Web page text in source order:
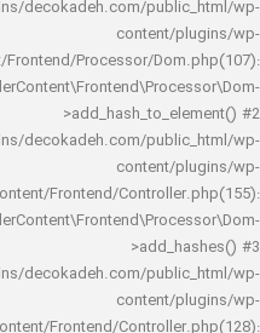
domains/decokadeh.com/
Frontend/Processor/
domains/decokadeh.com/
Frontend/
domains/decokadeh.com/
Frontend/